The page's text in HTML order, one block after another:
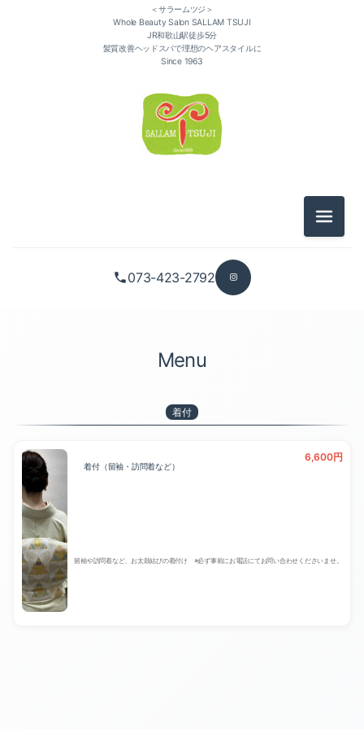
073-423-2792
＜サラームツジ＞
Whole Beauty Salon SALLAM TSUJI
JR和歌山駅徒歩5分
髪質改善ヘッドスパで理想のヘアスタイルに
Since 1963
トリートメント（3）
ヘッドスパ（4）
メニュ
Menu
着付
着付（留袖・訪問着など）
6,600円
留袖や訪問着など、お太鼓結びの着付け ※必ず事前にお電話にてお問い合わせくださいませ。